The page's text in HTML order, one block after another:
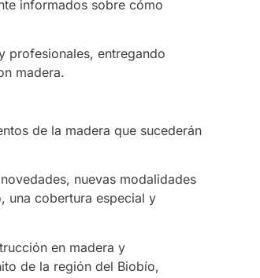
informados sobre cómo
profesionales, entregando
madera.
de la madera que sucederán
nuevas modalidades
una cobertura especial y
en madera y
de la región del Biobío,